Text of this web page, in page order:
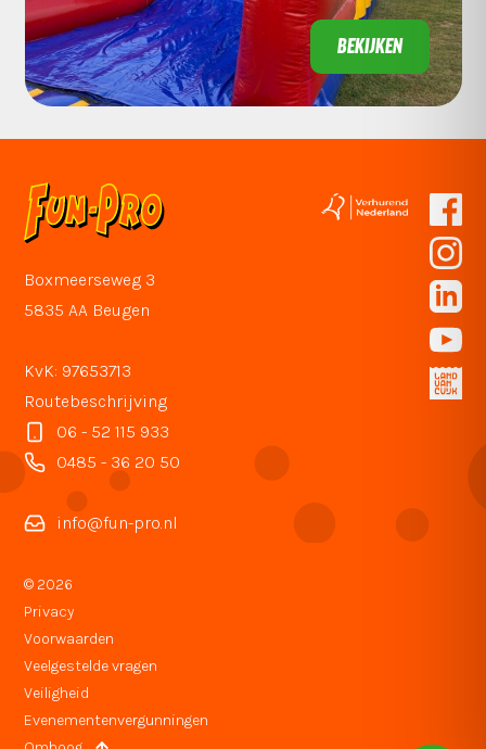
BEKIJKEN
Boxmeerseweg 3
5835 AA Beugen
KvK: 97653713
Routebeschrijving
06 - 52 115 933
0485 - 36 20 50
info@fun-pro.nl
© 2026
Privacy
Voorwaarden
Veelgestelde vragen
Veiligheid
Evenementenvergunningen